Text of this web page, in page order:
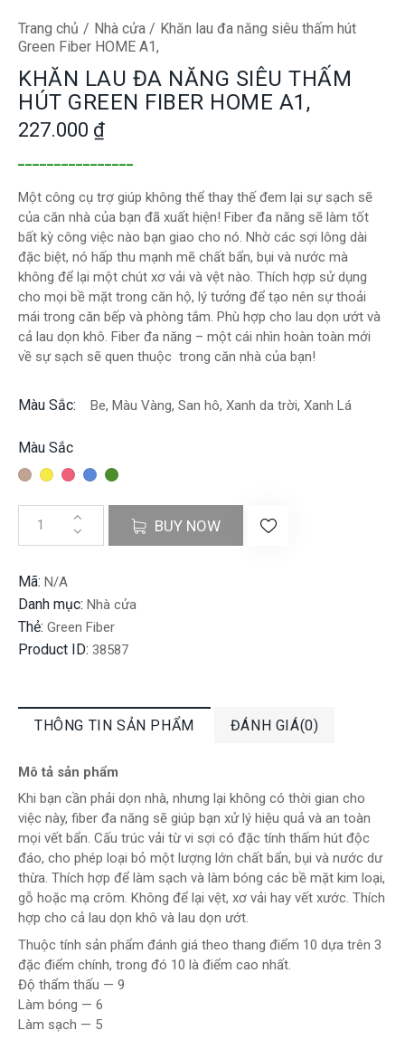
Trang chủ Nhà cửa
Khăn lau đa năng siêu thấm hút
Green Fiber HOME A1,
KHĂN LAU ĐA NĂNG SIÊU THẤM
HÚT GREEN FIBER HOME A1,
227.000 ₫
Một công cụ trợ giúp không thể thay thế đem lại sự sạch sẽ
của căn nhà của bạn đã xuất hiện! Fiber đa năng sẽ làm tốt
bất kỳ công việc nào bạn giao cho nó. Nhờ các sợi lông dài
đặc biệt, nó hấp thu mạnh mẽ chất bẩn, bụi và nước mà
không để lại một chút xơ vải và vệt nào. Thích hợp sử dụng
cho mọi bề mặt trong căn hộ, lý tưởng để tạo nên sự thoải
mái trong căn bếp và phòng tắm. Phù hợp cho lau dọn ướt và
cả lau dọn khô. Fiber đa năng – một cái nhìn hoàn toàn mới
về sự sạch sẽ quen thuộc trong căn nhà của bạn!
Màu Sắc Be, Màu Vàng, San hô, Xanh da trời, Xanh Lá
Màu Sắc
BUY NOW
Mã: N/A
Danh mục: Nhà cửa
Thẻ: Green Fiber
Product ID: 38587
THÔNG TIN SẢN PHẨM ĐÁNH GIÁ(0)
Mô tả sản phẩm
Khi bạn cần phải dọn nhà, nhưng lại không có thời gian cho
việc này, fiber đa năng sẽ giúp bạn xử lý hiệu quả và an toàn
mọi vết bẩn. Cấu trúc vải từ vi sợi có đặc tính thấm hút độc
đáo, cho phép loại bỏ một lượng lớn chất bẩn, bụi và nước dư
thừa. Thích hợp để làm sạch và làm bóng các bề mặt kim loại,
gỗ hoặc mạ crôm. Không để lại vệt, xơ vải hay vết xước. Thích
hợp cho cả lau dọn khô và lau dọn ướt.
Thuộc tính sản phẩm đánh giá theo thang điểm 10 dựa trên 3
đặc điểm chính, trong đó 10 là điểm cao nhất.
Độ thẩm thấu — 9
Làm bóng — 6
Làm sạch — 5